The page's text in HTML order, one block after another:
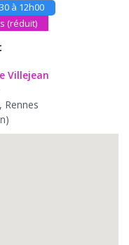
à 12h00
(réduit)
Villejean
Rennes